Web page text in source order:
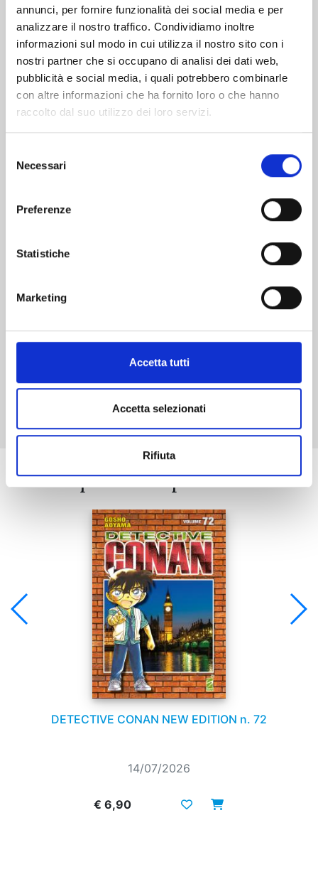
annunci, per fornire funzionalità dei social media e per
analizzare il nostro traffico. Condividiamo inoltre
informazioni sul modo in cui utilizza il nostro sito con i
nostri partner che si occupano di analisi dei dati web,
pubblicità e social media, i quali potrebbero combinarle
con altre informazioni che ha fornito loro o che hanno
raccolto dal suo utilizzo dei loro servizi.
delNecessari
Preferenze
Statistiche
Marketing
Accetta tutti
Accetta selezionati
Rifiuta
Mostra tutto
Se ti è piaciuto prova anche:
DETECTIVE CONAN NEW EDITION n. 72
14/07/2026
€ 6,90